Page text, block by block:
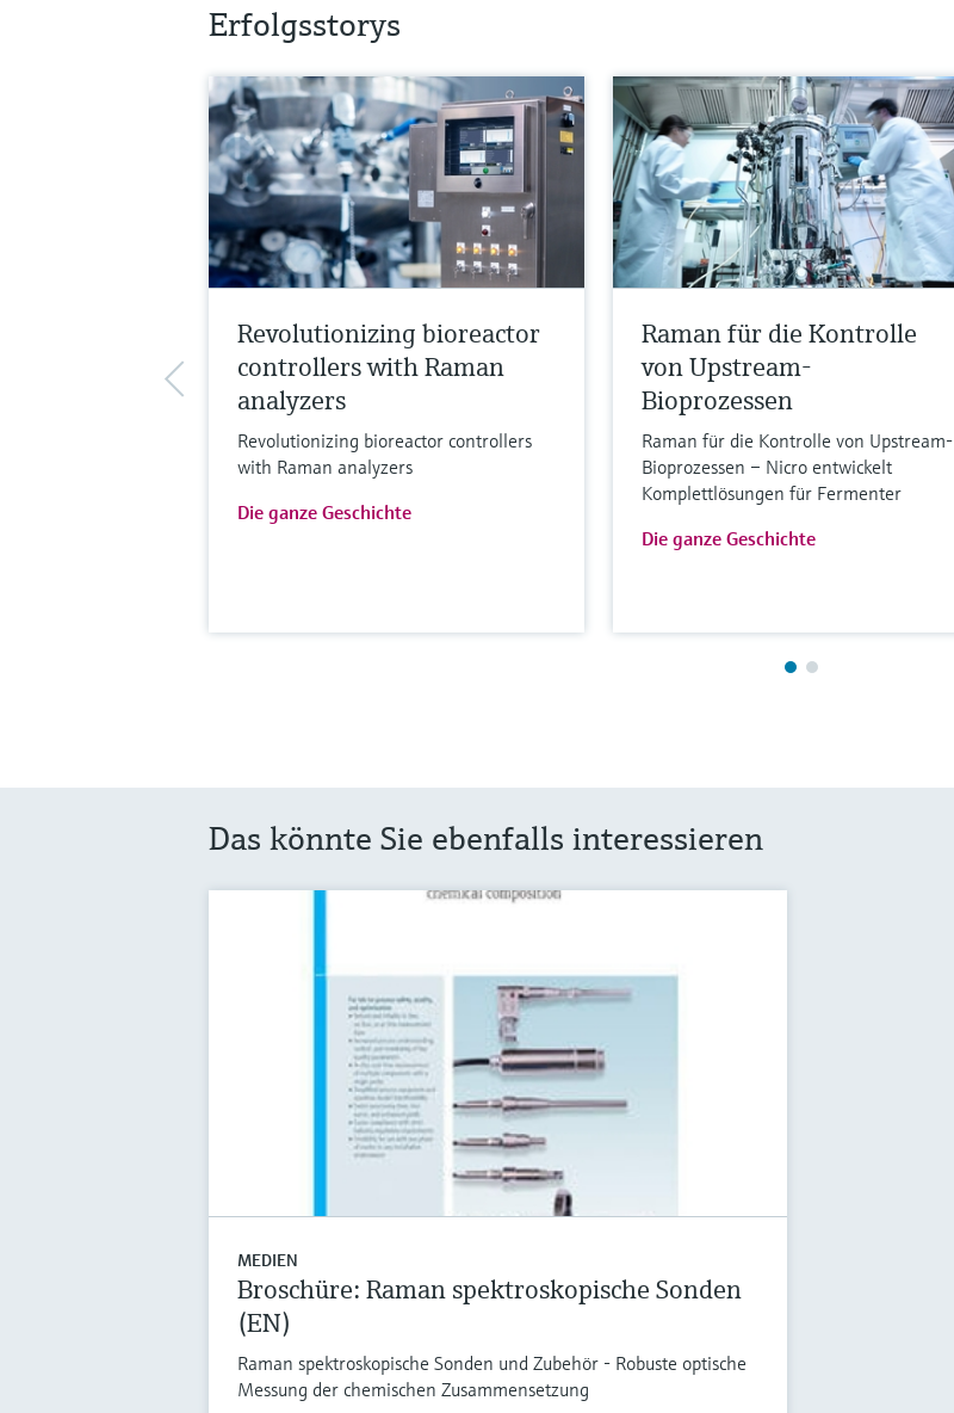
Erfolgsstorys
Revolutionizing bioreactor
controllers with Raman
analyzers
Revolutionizing bioreactor controllers
with Raman analyzers
Die ganze Geschichte
Raman für die Kontrolle
von Upstream-
Bioprozessen
Raman für die Kontrolle von Upstream-
Bioprozessen – Nicro entwickelt
Komplettlösungen für Fermenter
Die ganze Geschichte
Das könnte Sie ebenfalls interessieren
MEDIEN
Broschüre: Raman spektroskopische Sonden
(EN)
Raman spektroskopische Sonden und Zubehör - Robuste optische
Messung der chemischen Zusammensetzung